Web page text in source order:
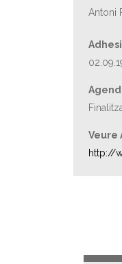
Antoni
Veure
http://